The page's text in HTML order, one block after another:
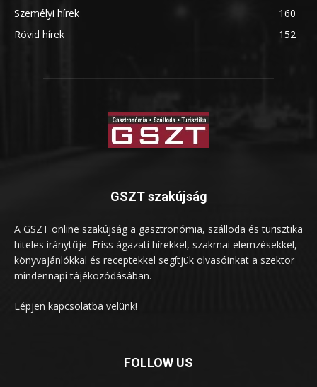
Személyi hírek
160
Rövid hírek
152
GSZT szakújság
A GSZT online szakújság a gasztronómia, szálloda és turisztika
hiteles iránytűje. Friss ágazati hírekkel, szakmai elemzésekkel,
könyvajánlókkal és receptekkel segítjük olvasóinkat a szektor
mindennapi tájékozódásában.
Lépjen kapcsolatba velünk!
FOLLOW US